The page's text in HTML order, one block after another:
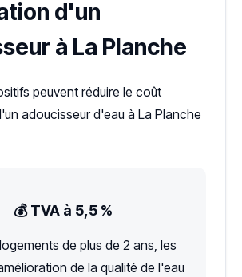
d'un
à La Planche
peuvent réduire le coût
adoucisseur d'eau à La Planche
💰 TVA à 5,5 %
de plus de 2 ans, les
de la qualité de l'eau